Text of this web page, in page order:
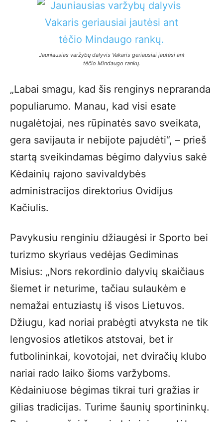
Jauniausias varžybų dalyvis Vakaris geriausiai jautėsi ant
tėčio Mindaugo rankų.
„Labai smagu, kad šis renginys nepraranda
populiarumo. Manau, kad visi esate
nugalėtojai, nes rūpinatės savo sveikata,
gera savijauta ir nebijote pajudėti“, – prieš
startą sveikindamas bėgimo dalyvius sakė
Kėdainių rajono savivaldybės
administracijos direktorius Ovidijus
Kačiulis.
Pavykusiu renginiu džiaugėsi ir Sporto bei
turizmo skyriaus vedėjas Gediminas
Misius: „Nors rekordinio dalyvių skaičiaus
šiemet ir neturime, tačiau sulaukėm e
nemažai entuziastų iš visos Lietuvos.
Džiugu, kad noriai prabėgti atvyksta ne tik
lengvosios atletikos atstovai, bet ir
futbolininkai, kovotojai, net dviračių klubo
nariai rado laiko šioms varžyboms.
Kėdainiuose bėgimas tikrai turi gražias ir
gilias tradicijas. Turime šaunių sportininkų.